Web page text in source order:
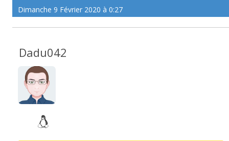
Dimanche 9 Février 2020 à 0:27
Dadu042